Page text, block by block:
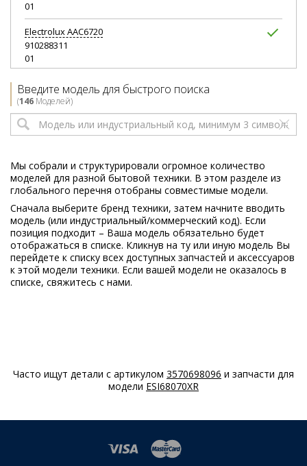
01
ElectroluxAAC6720
910288311
01
910288315
ElectroluxAAC6750
01
ElectroluxAAC6752
00
ElectroluxAAC6755
910288316
01
01
00
Введите модель для быстрого поиска
(146 Моделей)
Мы собрали и структурировали огромное количество
моделей для разной бытовой техники. В этом разделе из
глобального перечня отобраны совместимые модели.
Сначала выберите бренд техники, затем начните вводить
модель (или индустриальный/коммерческий код). Если
позиция подходит – Ваша модель обязательно будет
отображаться в списке. Кликнув на ту или иную модель Вы
перейдете к списку всех доступных запчастей и аксессуаров
к этой модели техники. Если вашей модели не оказалось в
списке, свяжитесь с нами.
Часто ищут детали с артикулом 3570698096 и запчасти для
модели ESI68070XR